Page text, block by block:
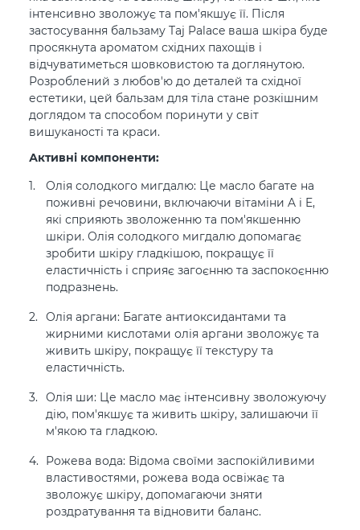
інтенсивно зволожує та пом'якшує її. Після
застосування бальзаму Taj Palace ваша шкіра буде
просякнута ароматом східних пахощів і
відчуватиметься шовковистою та доглянутою.
Розроблений з любов'ю до деталей та східної
естетики, цей бальзам для тіла стане розкішним
доглядом та способом поринути у світ
вишуканості та краси.
Активні компоненти:
Олія солодкого мигдалю: Це масло багате на
поживні речовини, включаючи вітаміни A і E,
які сприяють зволоженню та пом'якшенню
шкіри. Олія солодкого мигдалю допомагає
зробити шкіру гладкішою, покращує її
еластичність і сприяє загоєнню та заспокоєнню
подразнень.
Олія аргани: Багате антиоксидантами та
жирними кислотами олія аргани зволожує та
живить шкіру, покращує її текстуру та
еластичність.
Олія ши: Це масло має інтенсивну зволожуючу
дію, пом'якшує та живить шкіру, залишаючи її
м'якою та гладкою.
Рожева вода: Відома своїми заспокійливими
властивостями, рожева вода освіжає та
зволожує шкіру, допомагаючи зняти
роздратування та відновити баланс.